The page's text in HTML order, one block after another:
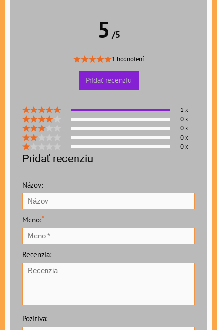
5 /5
1 hodnotení
Pridať recenziu
1 x
0 x
0 x
0 x
0 x
Pridať recenziu
Názov:
Meno:*
Recenzia:
Pozitíva: